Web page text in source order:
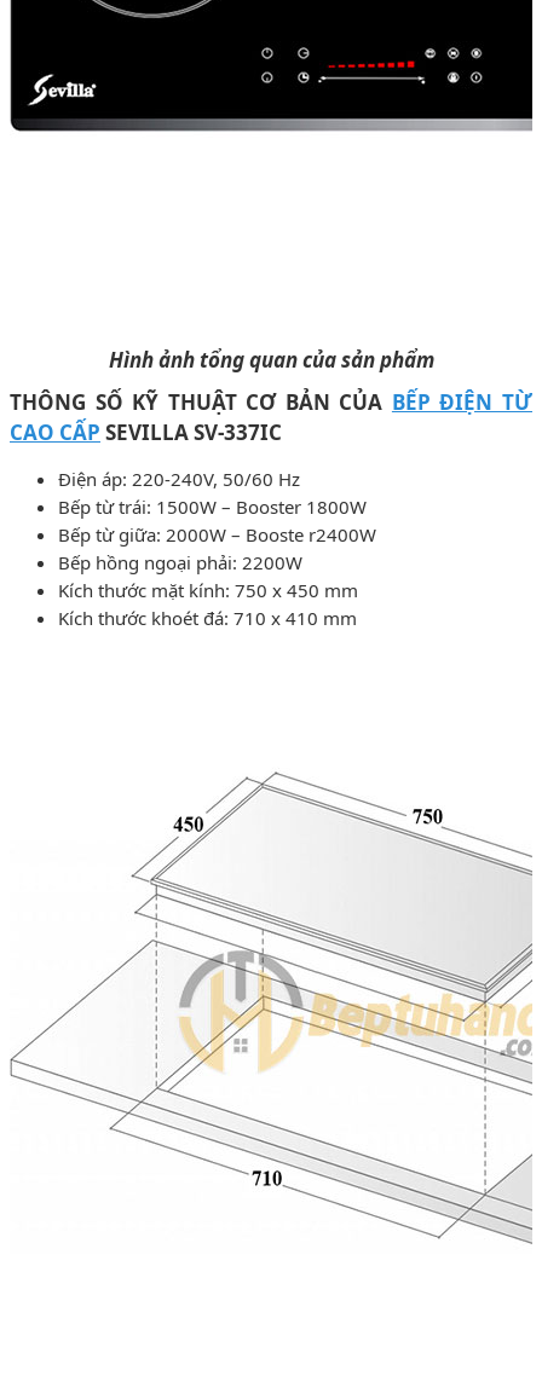
Hình ảnh tổng quan của sản phẩm
THÔNG SỐ KỸ THUẬT CƠ BẢN CỦA BẾP ĐIỆN TỪ
CAO CẤP SEVILLA SV-337IC
Điện áp: 220-240V, 50/60 Hz
Bếp từ trái: 1500W – Booster 1800W
Bếp từ giữa: 2000W – Booste r2400W
Bếp hồng ngoại phải: 2200W
Kích thước mặt kính: 750 x 450 mm
Kích thước khoét đá: 710 x 410 mm